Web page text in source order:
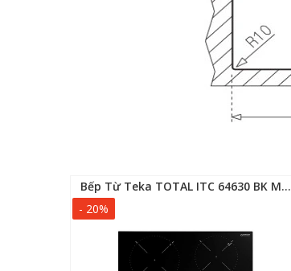
Bếp Từ Teka TOTAL ITC 64630 BK MST
- 20%